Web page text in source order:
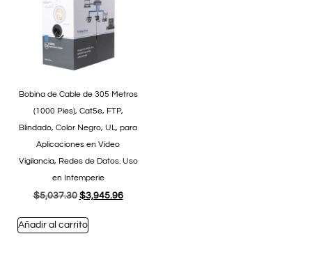
Bobina de Cable de 305 Metros
(1000 Pies), Cat5e, FTP,
Blindado, Color Negro, UL, para
Aplicaciones en Video
Vigilancia, Redes de Datos. Uso
en Intemperie
$5,037.30 $3,945.96
Añadir al carrito